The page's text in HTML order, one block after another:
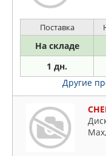
Поставка
На складе
1 дн.
Другие